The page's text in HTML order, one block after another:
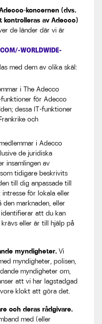
koncernen (dvs.
av Adecco)
de länder där vi är
WORLDWIDE-
med dem av olika skäl:
i The Adecco
för Adecco
dessa IT-funktioner
och
i Adecco
de juridiska
insamlingen av
tidigare beskrivits
till dig anpassade till
för lokala eller
marknaden, eller
att du kan
eller är till hjälp på
myndigheter. Vi
myndigheter, polisen,
myndigheter om,
att vi har lagstadgad
klokt att göra det.
och deras rådgivare.
med (eller